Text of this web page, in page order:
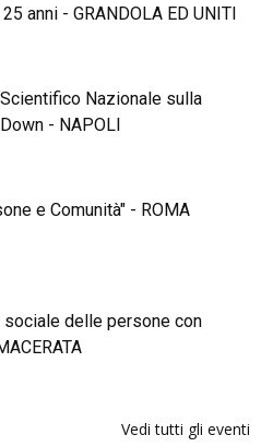
anni - GRANDOLA ED UNITI
Nazionale sulla
- NAPOLI
e Comunità" - ROMA
sociale delle persone con
Vedi tutti gli eventi